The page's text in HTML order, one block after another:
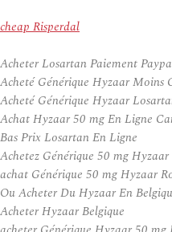
cheap Risperdal
Acheter Losartan Paiement
Acheté Générique Hyzaar Moins
Acheté Générique Hyzaar
Achat Hyzaar 50 mg En Ligne
Bas Prix Losartan En Ligne
Achetez Générique 50 mg
achat Générique 50 mg Hyzaar
Ou Acheter Du Hyzaar En
Acheter Hyzaar Belgique